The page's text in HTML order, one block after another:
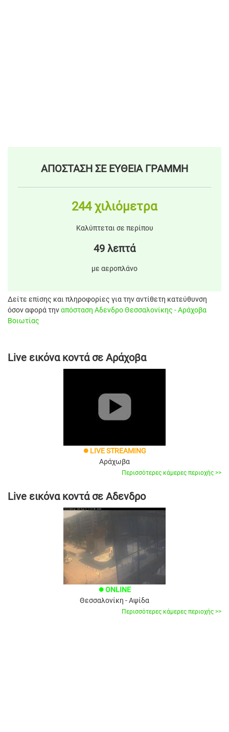
ΑΠΟΣΤΑΣΗ ΣΕ ΕΥΘΕΙΑ ΓΡΑΜΜΗ
244 χιλιόμετρα
Καλύπτεται σε περίπου
49 λεπτά
με αεροπλάνο
Δείτε επίσης και πληροφορίες για την αντίθετη κατεύθυνση
όσον αφορά τηναπόσταση Αδενδρο Θεσσαλονίκης - Αράχοβα
Βοιωτίας
Live εικόνα κοντά σε Αράχοβα
brightness_1 LIVE STREAMING
Αράχωβα
Περισσότερες κάμερες περιοχής >>
Live εικόνα κοντά σε Αδενδρο
brightness_1 ONLINE
Θεσσαλονίκη - Αψίδα
Περισσότερες κάμερες περιοχής >>